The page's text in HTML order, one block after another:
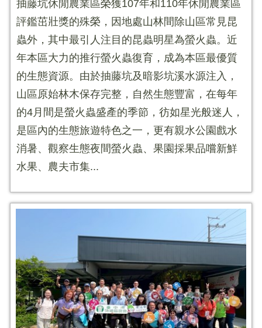
抽藤坑休閒農業區榮獲107年和110年休閒農業區
評鑑茁壯獎的殊榮，因地處山林間除山區常見昆
蟲外，其中最引人注目的昆蟲明星為螢火蟲。近
年本區大力的推行螢火蟲復育，成為本區最優質
的生態資源。由於抽藤坑及暗影坑溪水源注入，
山區原始林木保存完整，自然生態豐富，在每年
的4月間是螢火蟲盛產的季節，彷如星光般迷人，
是區內的生態旅遊特色之一，更有親水公園戲水
消暑、觀察生態夜間螢火蟲、果園採果品嚐新鮮
水果、農夫市集...